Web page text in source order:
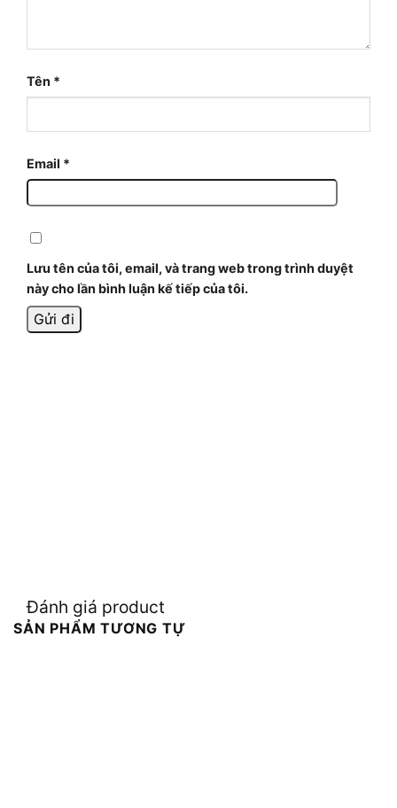
Tên *
Email *
Lưu tên của tôi, email, và trang web trong trình duyệt
này cho lần bình luận kế tiếp của tôi.
Đánh giá product
SẢN PHẨM TƯƠNG TỰ